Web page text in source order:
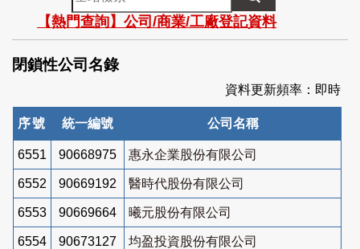
站
檢
索
【熱門查詢】公司/商業/工廠登記資料
閉鎖性公司名錄
資料更新頻率：即時
序號 統一編號 公司名稱
6551 90668975 惠永企業股份有限公司
6552 90669192 醫時代股份有限公司
6553 90669664 曦元股份有限公司
6554 90673127 均盈投資股份有限公司